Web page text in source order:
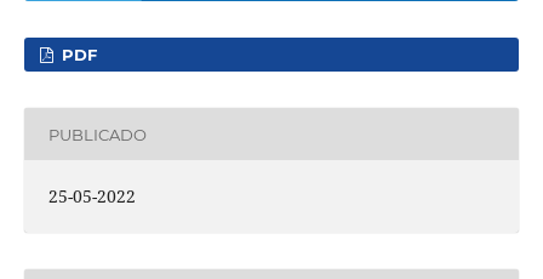
PDF
PUBLICADO
25-05-2022